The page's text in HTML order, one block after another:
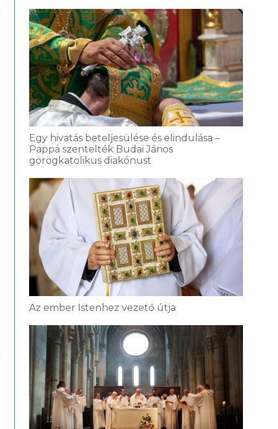
Egy hivatás beteljesülése és elindulása –
Pappá szentelték Budai János
görögkatolikus diakónust
Az ember Istenhez vezető útja